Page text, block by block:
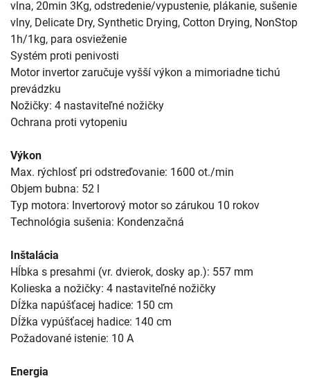
vlna, 20min 3Kg, odstredenie/vypustenie, plákanie, sušenie
vlny, Delicate Dry, Synthetic Drying, Cotton Drying, NonStop
1h/1kg, para osvieženie
Systém proti penivosti
Motor invertor zaručuje vyšší výkon a mimoriadne tichú
prevádzku
Nožičky: 4 nastaviteľné nožičky
Ochrana proti vytopeniu
Výkon
Max. rýchlosť pri odstreďovanie: 1600 ot./min
Objem bubna: 52 l
Typ motora: Invertorový motor so zárukou 10 rokov
Technológia sušenia: Kondenzačná
Inštalácia
Hĺbka s presahmi (vr. dvierok, dosky ap.): 557 mm
Kolieska a nožičky: 4 nastaviteľné nožičky
Dĺžka napúšťacej hadice: 150 cm
Dĺžka vypúšťacej hadice: 140 cm
Požadované istenie: 10 A
Energia